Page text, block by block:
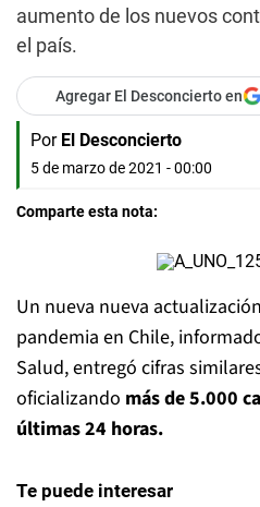
aumento de los nuevos
el país.
Agregar El Desconcierto en
Por El Desconcierto
5 de marzo de 2021 - 00:00
Comparte esta nota:
Un nueva nueva
pandemia en Chile,
Salud, entregó cifras
oficializando más de 5.000
últimas 24 horas.
Te puede interesar